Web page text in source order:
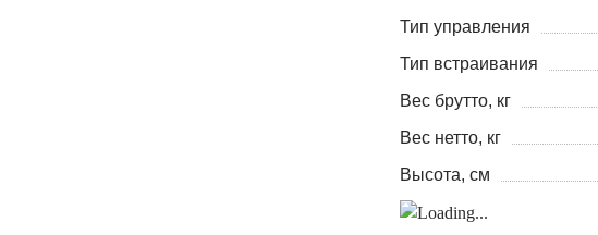
Тип управления
Тип встраивания
Вес брутто, кг
Вес нетто, кг
Высота, см